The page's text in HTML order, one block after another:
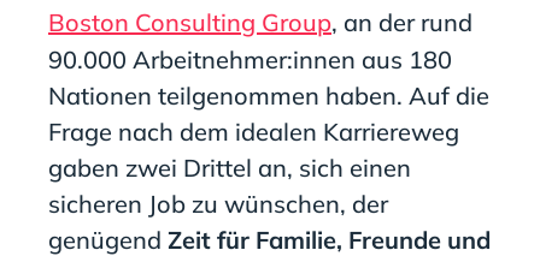
Boston Consulting Group, an der rund
90.000 Arbeitnehmer:innen aus 180
Nationen teilgenommen haben. Auf die
Frage nach dem idealen Karriereweg
gaben zwei Drittel an, sich einen
sicheren Job zu wünschen, der
genügend Zeit für Familie, Freunde und